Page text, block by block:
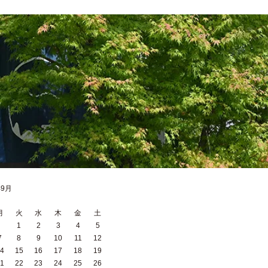
月
火 水 木 金
土
1
2 3 4
5
8 9 10 11
12
15 16 17 18
19
22 23 24 25 26